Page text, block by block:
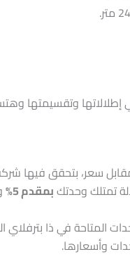
وتقسيمتها
سعر، بتحقق فيها شركة
تمتلك وحدتكبمقدم 5%
المتاحة في ذا
وأسعارها.